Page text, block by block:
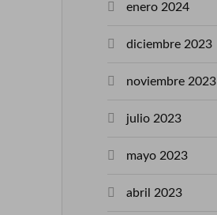
enero 2024
diciembre 2023
noviembre 2023
julio 2023
mayo 2023
abril 2023